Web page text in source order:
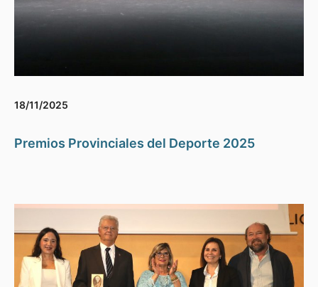
18/11/2025
Premios Provinciales del Deporte 2025